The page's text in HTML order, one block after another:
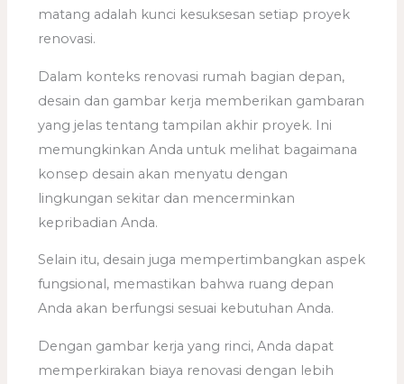
matang adalah kunci kesuksesan setiap proyek
renovasi.
Dalam konteks renovasi rumah bagian depan,
desain dan gambar kerja memberikan gambaran
yang jelas tentang tampilan akhir proyek. Ini
memungkinkan Anda untuk melihat bagaimana
konsep desain akan menyatu dengan
lingkungan sekitar dan mencerminkan
kepribadian Anda.
Selain itu, desain juga mempertimbangkan aspek
fungsional, memastikan bahwa ruang depan
Anda akan berfungsi sesuai kebutuhan Anda.
Dengan gambar kerja yang rinci, Anda dapat
memperkirakan biaya renovasi dengan lebih